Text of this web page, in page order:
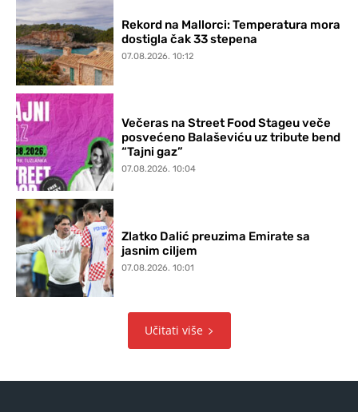
Rekord na Mallorci: Temperatura mora
dostigla čak 33 stepena
07.08.2026. 10:12
Večeras na Street Food Stageu veče
posvećeno Balaševiću uz tribute bend
“Tajni gaz”
07.08.2026. 10:04
Zlatko Dalić preuzima Emirate sa
jasnim ciljem
07.08.2026. 10:01
Učitati više